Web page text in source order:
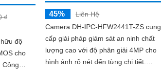
₫
độ
cho
Công
45%
Liên Hệ
Camera DH-IPC-HFW2441T-ZS cung
cấp giải pháp giám sát an ninh chất
lượng cao với độ phân giải 4MP cho
hình ảnh rõ nét đến từng chi tiết.